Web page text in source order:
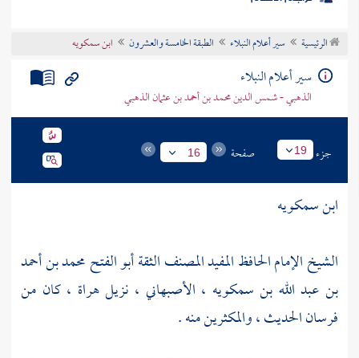
موضوعي
تراجم الأعلام
الرئيسية سير أعلام النبلاء الطبقة الخامسة والعشرون ابن سمكويه
سير أعلام النبلاء
الذهبي - شمس الدين محمد بن أحمد بن عثمان الذهبي
جزء 19 صفحة 16
ابن سمكويه
الشيخ الإمام الحافظ المفيد المصنف الثقة أبو الفتح محمد بن أحمد
بن عبد الله بن سمكويه ، الأصبهاني ، نزيلهراة ، كان من
فرسان الحديث ، والمكثرين منه .